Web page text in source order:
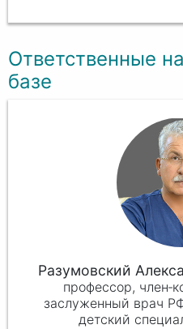
Ответственные
базе
Разумовский
профессор,
заслуженный врач
детский